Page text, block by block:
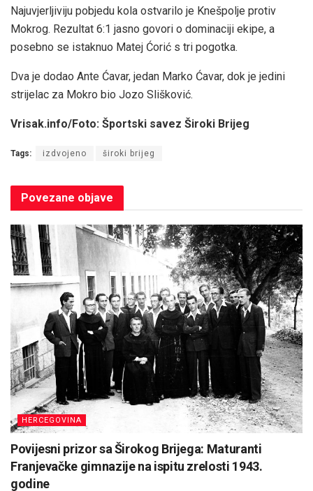
Najuvjerljiviju pobjedu kola ostvarilo je Knešpolje protiv
Mokrog. Rezultat 6:1 jasno govori o dominaciji ekipe, a
posebno se istaknuo Matej Ćorić s tri pogotka.
Dva je dodao Ante Ćavar, jedan Marko Ćavar, dok je jedini
strijelac za Mokro bio Jozo Slišković.
Vrisak.info/Foto: Športski savez Široki Brijeg
Tags: izdvojeno široki brijeg
Povezane objave
HERCEGOVINA
Povijesni prizor sa Širokog Brijega: Maturanti
Franjevačke gimnazije na ispitu zrelosti 1943.
godine